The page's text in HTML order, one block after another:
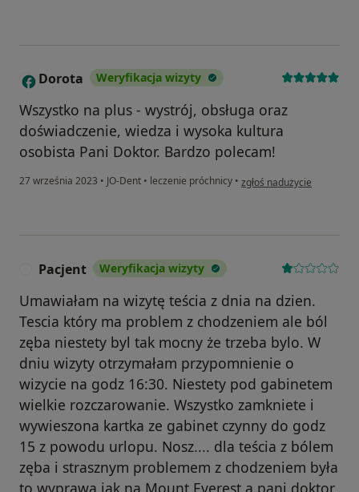
D Dorota Weryfikacja wizyty
Wszystko na plus - wystrój, obsługa oraz
doświadczenie, wiedza i wysoka kultura
osobista Pani Doktor. Bardzo polecam!
27 września 2023 • JO-Dent • leczenie próchnicy • w opinii użytkownika
zgłoś nadużycie
Pacjent Weryfikacja wizyty
Umawiałam na wizytę teścia z dnia na dzien.
Tescia który ma problem z chodzeniem ale ból
zęba niestety byl tak mocny że trzeba bylo. W
dniu wizyty otrzymałam przypomnienie o
wizycie na godz 16:30. Niestety pod gabinetem
wielkie rozczarowanie. Wszystko zamkniete i
wywieszona kartka ze gabinet czynny do godz
15 z powodu urlopu. Nosz.... dla teścia z bólem
zęba i strasznym problemem z chodzeniem była
to wyprawa jak na Mount Everest a pani doktor